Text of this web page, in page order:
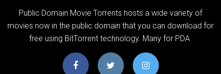
Public Domain Movie Torrents hosts a wide variety of
movies now in the public domain that you can download for
free using BitTorrent technology. Many for PDA